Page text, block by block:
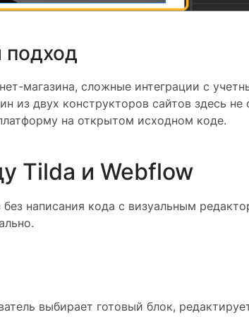
подход
магазина, сложные интеграции с
из двух конструкторов сайтов здесь не
на открытом исходном коде.
Tilda и Webflow
написания кода с визуальным
выбирает готовый блок,